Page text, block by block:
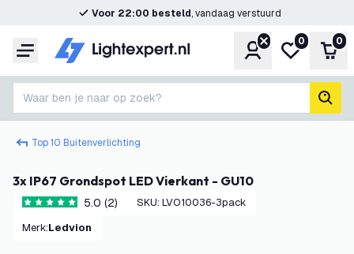
Voor 22:00 besteld, vandaag verstuurd
Menu Account
Mijn
0 0
Waar ben je naar op zoek?
Top 10 Buitenverlichting
3x IP67 Grondspot LED Vierkant - GU10
5 score sterren5.0 (2) SKU: LVO10036-3pack
Merk: Ledvion